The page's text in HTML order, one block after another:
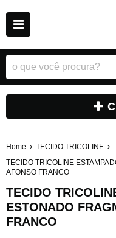
Home
TECIDO TRICOLINE
TECIDO TRICOLINE
AFONSO FRANCO
TECIDO
ESTONADO
FRANCO